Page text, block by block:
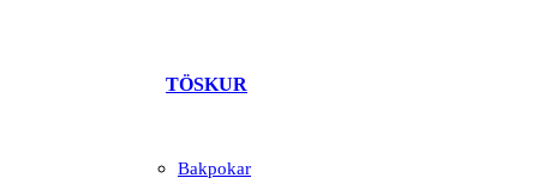
TÖSKUR
Bakpokar